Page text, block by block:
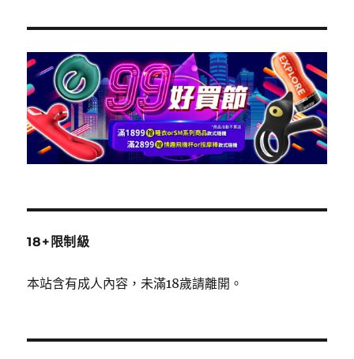
章:
18+限制級
本站含有成人內容，未滿18歲請離開。